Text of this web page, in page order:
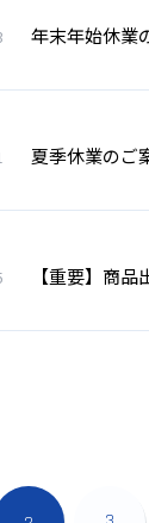
年末年始休業
夏季休業のご